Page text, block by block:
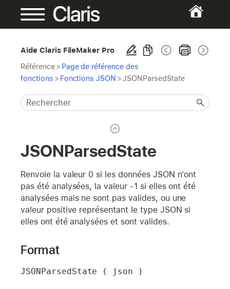
Aide Claris FileMaker Pro
Référence> Page de référence des
fonctions > Fonctions JSON >JSONParsedState
JSONParsedState
Renvoie la valeur 0 si les données JSON n'ont
pas été analysées, la valeur -1 si elles ont été
analysées mais ne sont pas valides, ou une
valeur positive représentant le type JSON si
elles ont été analysées et sont valides.
Format
JSONParsedState ( json )